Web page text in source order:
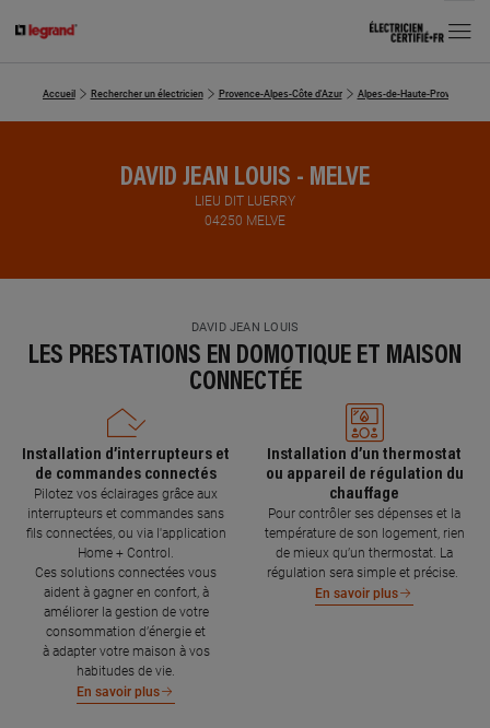
MENU
Accueil Rechercher un électricien Provence-Alpes-Côte d'Azur Alpes-de-Haute-Provence
DAVID JEAN LOUIS - MELVE
LIEU DIT LUERRY
04250 MELVE
DAVID JEAN LOUIS
LES PRESTATIONS EN DOMOTIQUE ET MAISON
CONNECTÉE
Installation d’interrupteurs et
de commandes connectés
Pilotez vos éclairages grâce aux
interrupteurs et commandes sans
fils connectées, ou via l'application
Home + Control.
Ces solutions connectées vous
aident à gagner en confort, à
améliorer la gestion de votre
consommation d’énergie et
à adapter votre maison à vos
habitudes de vie.
En savoir plus
Installation d’un thermostat
ou appareil de régulation du
chauffage
Pour contrôler ses dépenses et la
température de son logement, rien
de mieux qu’un thermostat. La
régulation sera simple et précise.
En savoir plus